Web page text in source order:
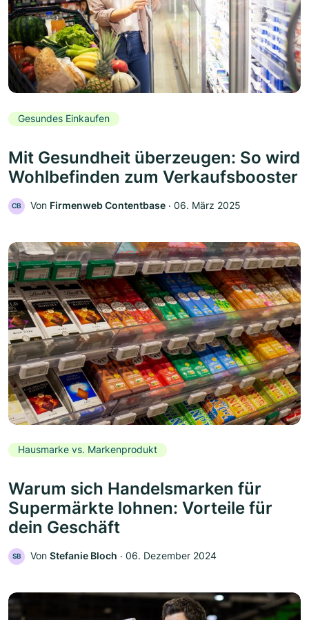
Gesundes Einkaufen
Mit Gesundheit überzeugen: So wird
Wohlbefinden zum Verkaufsbooster
CB Von Firmenweb Contentbase ‧ 06. März 2025
Hausmarke vs. Markenprodukt
Warum sich Handelsmarken für
Supermärkte lohnen: Vorteile für
dein Geschäft
SB Von Stefanie Bloch ‧ 06. Dezember 2024